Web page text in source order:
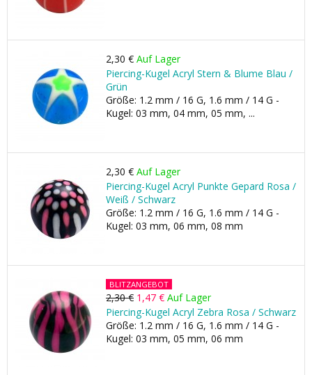
2,30 € Auf Lager
Piercing-Kugel Acryl Stern & Blume Blau /
Grün
Größe: 1.2 mm / 16 G, 1.6 mm / 14 G -
Kugel: 03 mm, 04 mm, 05 mm, ...
2,30 € Auf Lager
Piercing-Kugel Acryl Punkte Gepard Rosa /
Weiß / Schwarz
Größe: 1.2 mm / 16 G, 1.6 mm / 14 G -
Kugel: 03 mm, 06 mm, 08 mm
BLITZANGEBOT
2,30 € 1,47 € Auf Lager
Piercing-Kugel Acryl Zebra Rosa / Schwarz
Größe: 1.2 mm / 16 G, 1.6 mm / 14 G -
Kugel: 03 mm, 05 mm, 06 mm